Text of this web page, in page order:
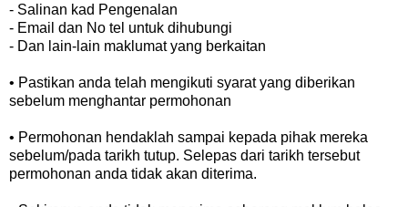
- Salinan kad Pengenalan
- Email dan No tel untuk dihubungi
- Dan lain-lain maklumat yang berkaitan
• Pastikan anda telah mengikuti syarat yang diberikan
sebelum menghantar permohonan
• Permohonan hendaklah sampai kepada pihak mereka
sebelum/pada tarikh tutup. Selepas dari tarikh tersebut
permohonan anda tidak akan diterima.